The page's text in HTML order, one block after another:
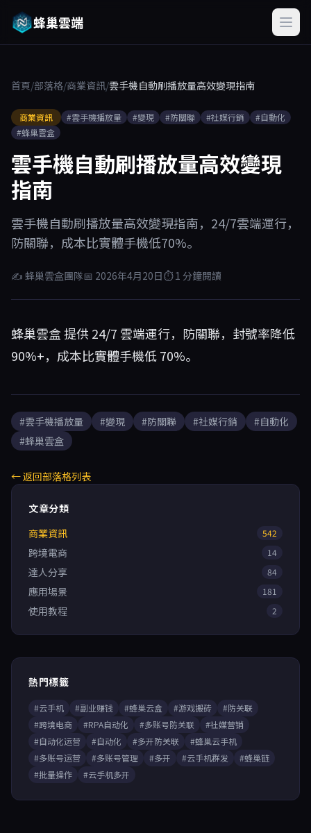
蜂巢雲端
首頁/部落格/商業資訊/雲手機自動刷播放量高效變現指南
商業資訊 #雲手機播放量 #變現 #防關聯 #社媒行銷
#自動化
#蜂巢雲盒
雲手機自動刷播放量高效變現
指南
雲手機自動刷播放量高效變現指南，24/7雲端運行，
防關聯，成本比實體手機低70%。
✍ 蜂巢雲盒團隊📅 2026年4月20日⏱ 1 分鐘閱讀
蜂巢雲盒提供 24/7 雲端運行，防關聯，封號率降低
90%+，成本比實體手機低 70%。
#雲手機播放量 #變現 #防關聯 #社媒行銷
#自動化
#蜂巢雲盒
← 返回部落格列表
文章分類
商業資訊
542
跨境電商 14
達人分享 84
應用場景 181
使用教程 2
熱門標籤
#云手机 #副业赚钱 #蜂巢云盒 #游戏搬砖
#防关联
#跨境电商
#RPA自动化 #多账号防关联
#社媒营销
#自动化运营
#自动化 #多开防关联
#蜂巢云手机
#多账号运营
#多账号管理 #多开 #云手机群发
#蜂巢链
#批量操作
#云手机多开